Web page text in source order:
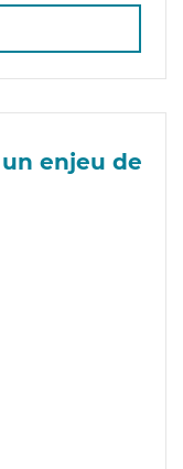
enjeu de